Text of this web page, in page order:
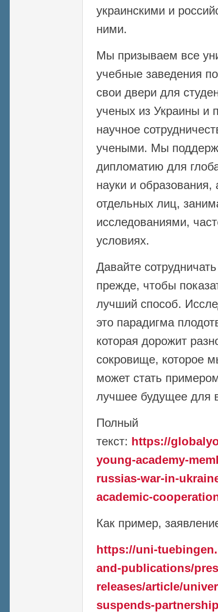
украинскими и
ними.
Мы призываем все
учебные заведения
свои двери для
ученых из Украины и
научное
учеными. Мы
дипломатию для
науки и
отдельных лиц,
исследованиями,
условиях.
Давайте
прежде, чтобы
лучший способ.
это парадигма
которая дорожит
сокровище, которое
может стать
лучшее будущее для
Полный
текст: https://
young-academy-
russias-war-in-
academic-
Как пример,
https://uni-
and-publications/
releases/article/
suspends-